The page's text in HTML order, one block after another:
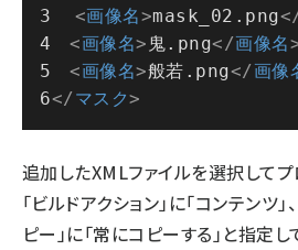
<画像名>mask_02.png
<画像名> 鬼.png</画像名
<画像名>般若.png</画像
</マスク>
追加したXMLファイルを選択してプ
「ビルドアクション」に「コンテンツ」
ピー」に「常にコピーする」と指定し